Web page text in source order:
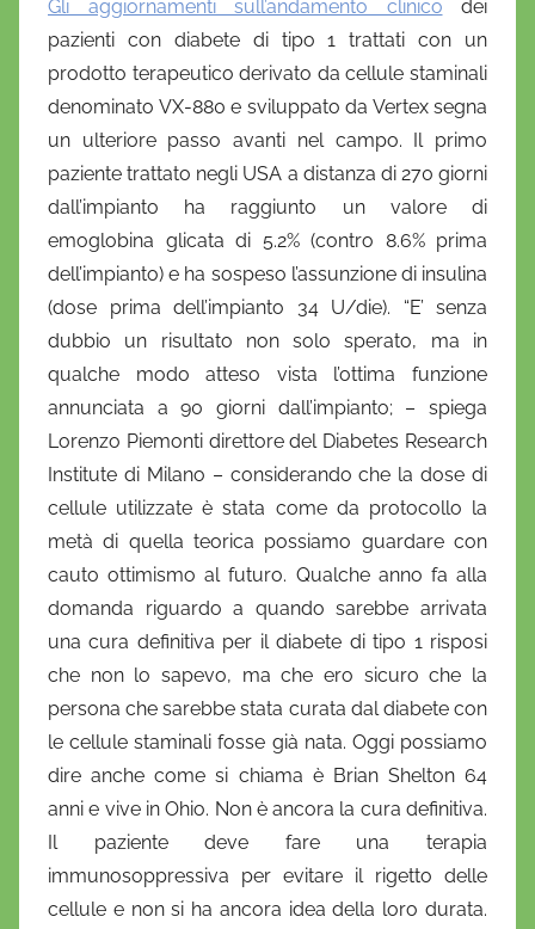
D
n
i
e
l
a
D
'
i
o
Gli aggiornamenti sull’andamento clinico dei
pazienti con diabete di tipo 1 trattati con un
prodotto terapeutico derivato da cellule staminali
denominato VX-880 e sviluppato da Vertex segna
un ulteriore passo avanti nel campo. Il primo
paziente trattato negli USA a distanza di 270 giorni
dall’impianto ha raggiunto un valore di
emoglobina glicata di 5.2% (contro 8.6% prima
dell’impianto) e ha sospeso l’assunzione di insulina
(dose prima dell’impianto 34 U/die). “E’ senza
dubbio un risultato non solo sperato, ma in
qualche modo atteso vista l’ottima funzione
annunciata a 90 giorni dall’impianto; – spiega
Lorenzo Piemonti direttore del Diabetes Research
Institute di Milano – considerando che la dose di
cellule utilizzate è stata come da protocollo la
metà di quella teorica possiamo guardare con
cauto ottimismo al futuro. Qualche anno fa alla
domanda riguardo a quando sarebbe arrivata
una cura definitiva per il diabete di tipo 1 risposi
che non lo sapevo, ma che ero sicuro che la
persona che sarebbe stata curata dal diabete con
le cellule staminali fosse già nata. Oggi possiamo
dire anche come si chiama è Brian Shelton 64
anni e vive in Ohio. Non è ancora la cura definitiva.
Il paziente deve fare una terapia
immunosoppressiva per evitare il rigetto delle
cellule e non si ha ancora idea della loro durata.